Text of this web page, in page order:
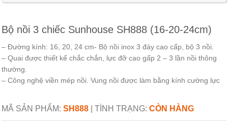
Bộ nồi 3 chiếc Sunhouse SH888 (16-20-24cm)
– Đường kính: 16, 20, 24 cm- Bộ nồi inox 3 đáy cao cấp, bộ 3 nồi.
– Quai được thiết kế chắc chắn, lực đỡ cao gấp 2 – 3 lần nồi thông
thường.
– Công nghệ viền mép nồi. Vung nồi được làm bằng kính cường lực
MÃ SẢN PHẨM: SH888 TÌNH TRẠNG: CÒN HÀNG